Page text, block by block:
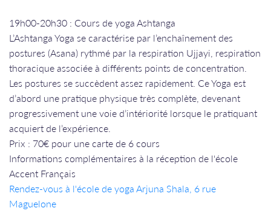
19h00-20h30 : Cours de yoga Ashtanga
L’Ashtanga Yoga se caractérise par l’enchaînement des
postures (Asana) rythmé par la respiration Ujjayi, respiration
thoracique associée à différents points de concentration.
Les postures se succèdent assez rapidement. Ce Yoga est
d’abord une pratique physique très complète, devenant
progressivement une voie d’intériorité lorsque le pratiquant
acquiert de l’expérience.
Prix : 70€ pour une carte de 6 cours
Informations complémentaires à la réception de l'école
Accent Français
Rendez-vous à l'école de yoga Arjuna Shala, 6 rue
Maguelone